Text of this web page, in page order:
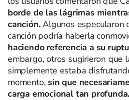
borde de las lágrimas
canción.Algunos especularon
canción podría haberla
haciendo referencia a su
embargo, otros sugirieron que
simplemente estaba
momento, sin que
carga emocional tan profunda.